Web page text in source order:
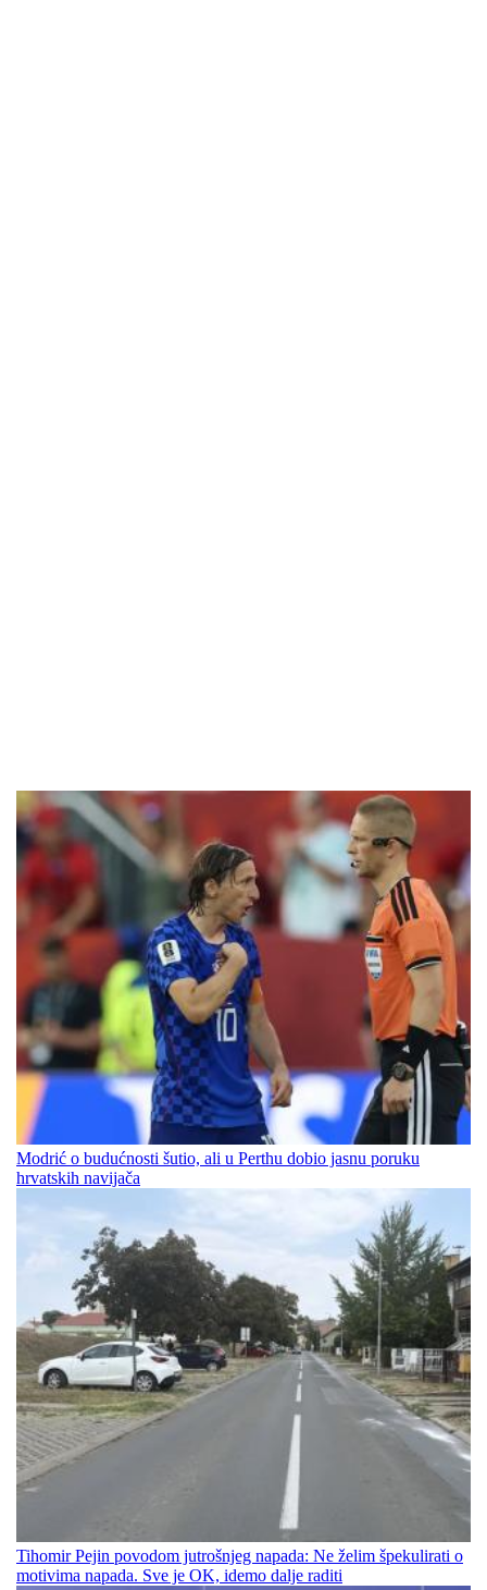
Modrić o budućnosti šutio, ali u Perthu dobio jasnu poruku
hrvatskih navijača
Tihomir Pejin povodom jutrošnjeg napada: Ne želim špekulirati o
motivima napada. Sve je OK, idemo dalje raditi